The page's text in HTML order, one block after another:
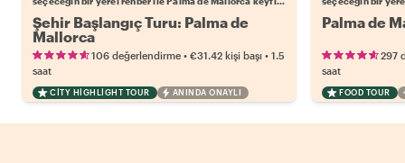
Şehir Başlangıç Turu: Palma de
Mallorca
106 değerlendirme • €31.42 kişi başı • 1.5
saat
CITY HIGHLIGHT TOUR ANINDA ONAYLI
Palma de
297
saat
FOOD TOUR